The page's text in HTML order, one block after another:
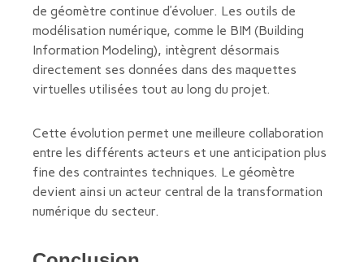
de géomètre continue d’évoluer. Les outils de
modélisation numérique, comme le BIM (Building
Information Modeling), intègrent désormais
directement ses données dans des maquettes
virtuelles utilisées tout au long du projet.
Cette évolution permet une meilleure collaboration
entre les différents acteurs et une anticipation plus
fine des contraintes techniques. Le géomètre
devient ainsi un acteur central de la transformation
numérique du secteur.